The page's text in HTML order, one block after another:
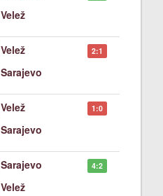
Velež
Velež
Sarajevo
2:1
Velež
Sarajevo
1:0
Sarajevo
Velež
4:2